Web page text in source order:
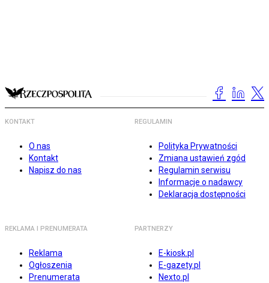
KONTAKT
O nas
Kontakt
Napisz do nas
REGULAMIN
Polityka Prywatności
Zmiana ustawień zgód
Regulamin serwisu
Informacje o nadawcy
Deklaracja dostępności
REKLAMA I PRENUMERATA
Reklama
Ogłoszenia
Prenumerata
PARTNERZY
E-kiosk.pl
E-gazety.pl
Nexto.pl